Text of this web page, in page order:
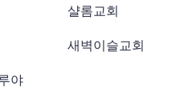
샬롬교회
새벽이슬교회
야